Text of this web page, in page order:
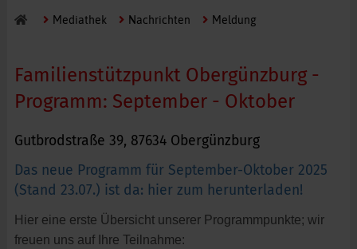
Mediathek Nachrichten Meldung
Familienstützpunkt Obergünzburg -
Programm: September - Oktober
Gutbrodstraße 39, 87634 Obergünzburg
Das neue Programm für September-Oktober 2025
(Stand 23.07.) ist da: hier zum herunterladen!
Hier eine erste Übersicht unserer Programmpunkte; wir
freuen uns auf Ihre Teilnahme: